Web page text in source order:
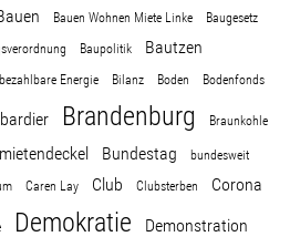
Bauen Wohnen Miete Linke
Baugesetz
Baupolitik
Bautzen
bezahlbare Energie Bilanz Boden Bodenfonds
Brandenburg Braunkohle
Bundestag
bundesweit
Caren Lay Club Clubsterben
Corona
Demokratie Demonstration